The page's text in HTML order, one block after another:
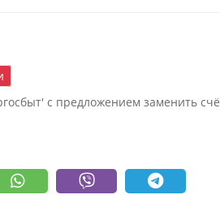
с предложением заменить